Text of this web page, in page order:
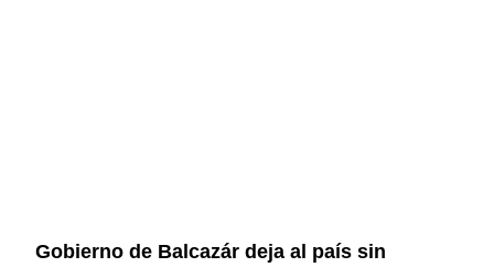
Gobierno de Balcazár deja al país sin